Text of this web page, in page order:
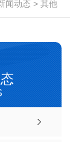
闻动态 > 其他